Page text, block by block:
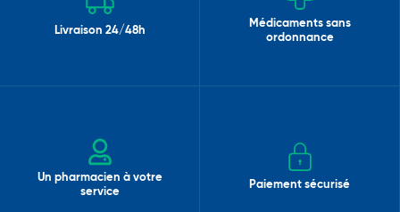
Livraison 24/48h
Médicaments sans
ordonnance
Un pharmacien à votre
service
Paiement sécurisé